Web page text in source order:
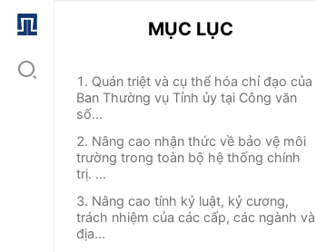
MỤC LỤC
1. Quán triệt và cụ thể hóa chỉ đạo của
Ban Thường vụ Tỉnh ủy tại Công văn
số...
2. Nâng cao nhận thức về bảo vệ môi
trường trong toàn bộ hệ thống chính
trị. ...
3. Nâng cao tính kỷ luật, kỷ cương,
trách nhiệm của các cấp, các ngành và
địa...